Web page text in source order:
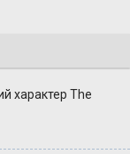
характер The